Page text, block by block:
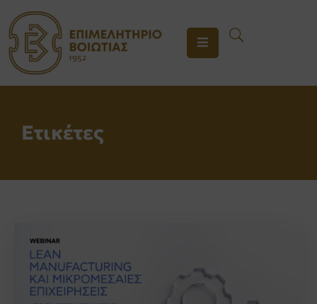
ΤΟ
ΕΠΙΜΕΛΗΤΗΡΙΟ
ΕΝΗΜΕΡΩΣΗ
Ετικέτες